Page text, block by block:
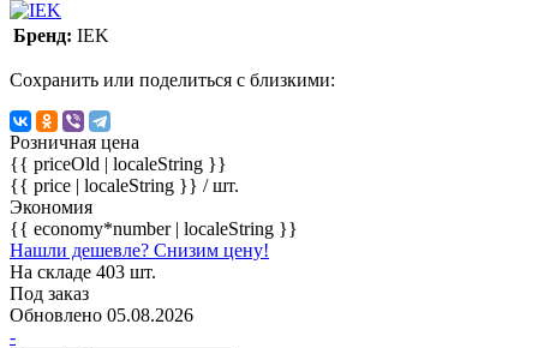
Бренд: IEK
Сохранить или поделиться с близкими:
Розничная цена
{{ priceOld | localeString }}
{{ price | localeString }} / шт.
Экономия
{{ economy*number | localeString }}
Нашли дешевле? Снизим цену!
На складе 403 шт.
Под заказ
Обновлено 05.08.2026
-